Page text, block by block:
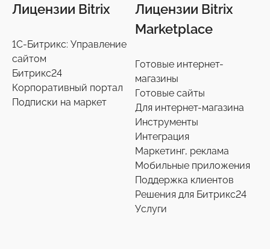
Лицензии Bitrix
1С-Битрикс: Управление
сайтом
Битрикс24
Корпоративный портал
Подписки на маркет
Лицензии Bitrix
Marketplace
Готовые интернет-
магазины
Готовые сайты
Для интернет-магазина
Инструменты
Интеграция
Маркетинг, реклама
Мобильные приложения
Поддержка клиентов
Решения для Битрикс24
Услуги